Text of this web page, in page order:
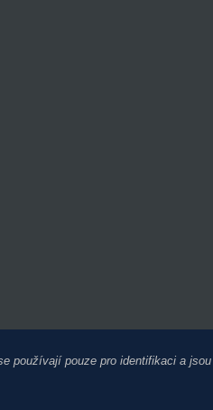
používají pouze pro identifikaci a